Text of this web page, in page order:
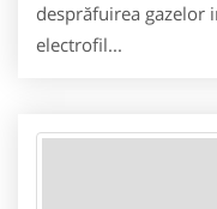
desprăfuirea gazelor
electrofil...